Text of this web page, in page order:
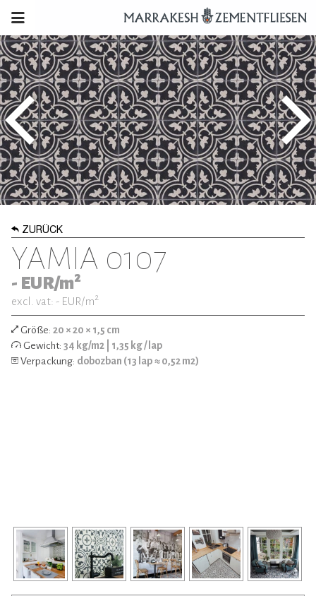
ZURÜCK
YAMIA 0107
- EUR/m2
excl. vat: - EUR/m2
Größe: 20 × 20 × 1,5 cm
Gewicht: 34 kg/m2 | 1,35 kg / lap
Verpackung: dobozban (13 lap ≈ 0,52 m2)